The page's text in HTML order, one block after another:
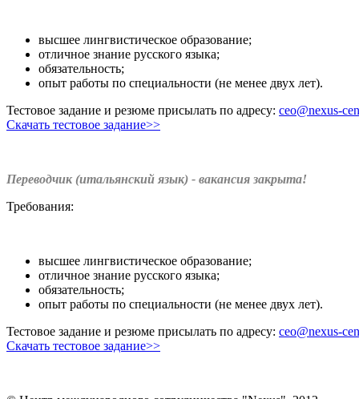
высшее лингвистическое образование;
отличное знание русского языка;
обязательность;
опыт работы по специальности (не менее двух лет).
Тестовое задание и резюме присылать по адресу: ceo@nexus-
Скачать тестовое задание>>
Переводчик (итальянский язык) - вакансия закрыта!
Требования:
высшее лингвистическое образование;
отличное знание русского языка;
обязательность;
опыт работы по специальности (не менее двух лет).
Тестовое задание и резюме присылать по адресу: ceo@nexus-
Скачать тестовое задание>>